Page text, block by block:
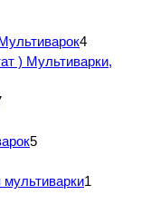
4
) Мультиварки,
5
1